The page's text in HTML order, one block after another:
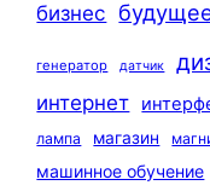
бизнес
генератор датчик
интернет
лампа
магазин
машинное обучение